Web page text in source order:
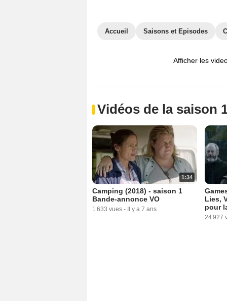
Accueil Saisons et Episodes
Afficher les
Vidéos de la saison
1:34
Camping (2018) - saison 1
Bande-annonce VO
1 633 vues - Il y a 7 ans
Lies,
pour
24 927